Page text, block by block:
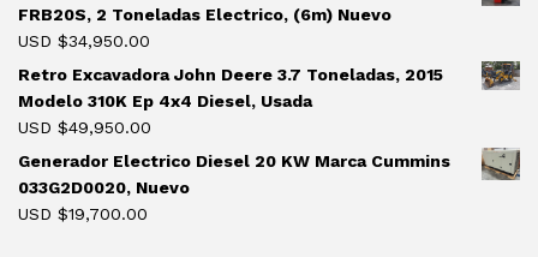
FRB20S, 2 Toneladas Electrico, (6m) Nuevo
USD $34,950.00
Retro Excavadora John Deere 3.7 Toneladas, 2015
Modelo 310K Ep 4x4 Diesel, Usada
USD $49,950.00
Generador Electrico Diesel 20 KW Marca Cummins
033G2D0020, Nuevo
USD $19,700.00